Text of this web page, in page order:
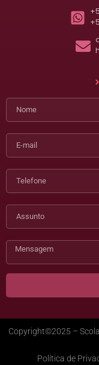
Copyright©2025 –
Política de